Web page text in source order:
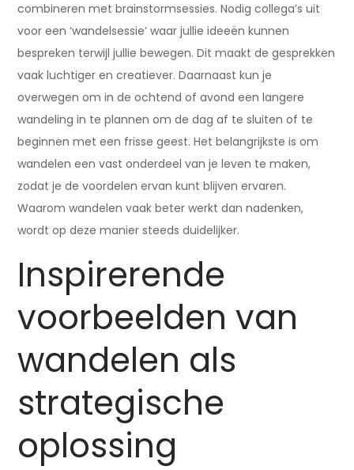
combineren met brainstormsessies. Nodig collega’s uit
voor een ‘wandelsessie’ waar jullie ideeën kunnen
bespreken terwijl jullie bewegen. Dit maakt de gesprekken
vaak luchtiger en creatiever. Daarnaast kun je
overwegen om in de ochtend of avond een langere
wandeling in te plannen om de dag af te sluiten of te
beginnen met een frisse geest. Het belangrijkste is om
wandelen een vast onderdeel van je leven te maken,
zodat je de voordelen ervan kunt blijven ervaren.
Waarom wandelen vaak beter werkt dan nadenken,
wordt op deze manier steeds duidelijker.
Inspirerende
voorbeelden van
wandelen als
strategische
oplossing